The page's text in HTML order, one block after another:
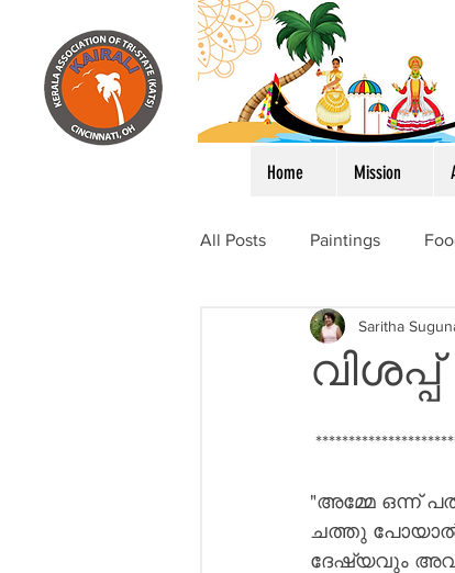
Home Mission
All Posts Paintings
വിശപ്പ്
Saritha
"അമ്മേ ഒന്ന്
ചത്തു പോയാൽ
ദേഷ്യവും